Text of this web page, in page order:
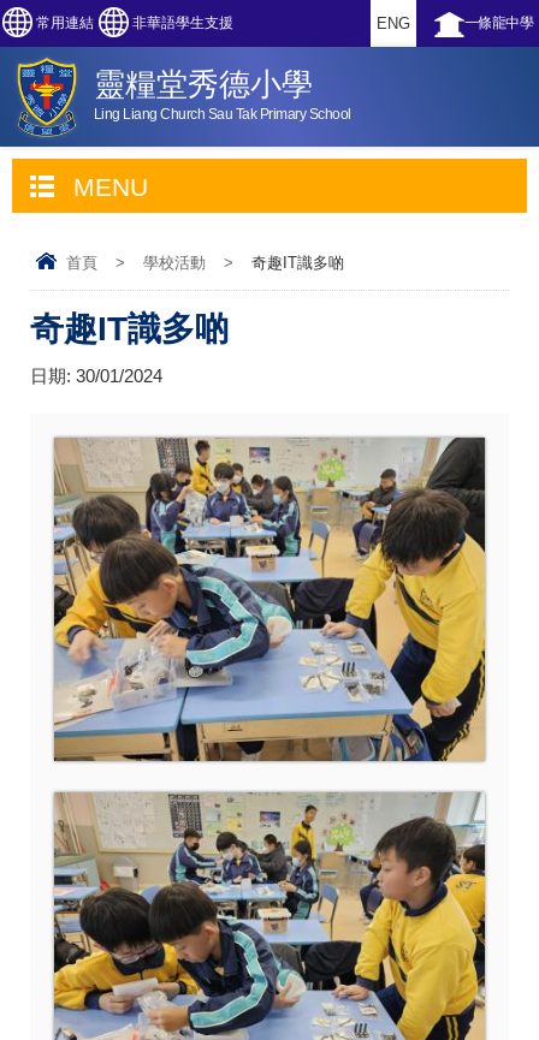
常用連結 非華語學生支援 一條龍中學
ENG
靈糧堂秀德小學
Ling Liang Church Sau Tak Primary School
MENU
首頁 > 學校活動 > 奇趣IT識多啲
奇趣IT識多啲
日期: 30/01/2024